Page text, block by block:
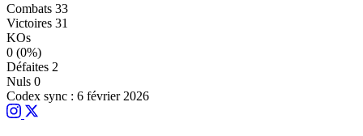
Combats 33
Victoires 31
KOs
0 (0%)
Défaites 2
Nuls 0
Codex sync : 6 février 2026